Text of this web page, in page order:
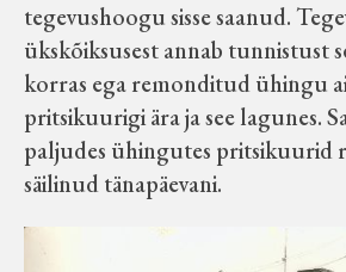
tegevushoogu sisse saanud.
ükskõiksusest annab tunnistust
korras ega remonditud ühingu
pritsikuurigi ära ja see lagunes.
paljudes ühingutes pritsikuurid
säilinud tänapäevani.